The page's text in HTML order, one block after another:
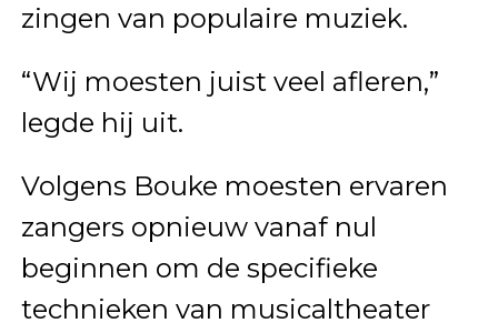
zingen van populaire muziek.
“Wij moesten juist veel afleren,”
legde hij uit.
Volgens Bouke moesten ervaren
zangers opnieuw vanaf nul
beginnen om de specifieke
technieken van musicaltheater